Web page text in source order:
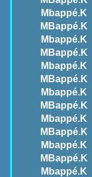
Mbappé.K
MBappé.K
Mbappé.K
MBappé.K
Mbappé.K
MBappé.K
Mbappé.K
MBappé.K
Mbappé.K
MBappé.K
Mbappé.K
MBappé.K
Mbappé.K